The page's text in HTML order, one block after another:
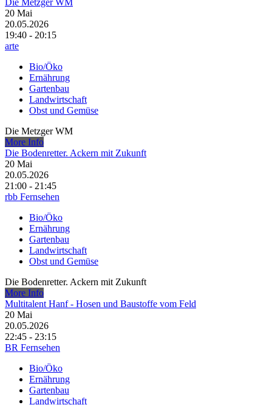
20 Mai
20.05.2026
19:40 - 20:15
arte
Bio/Öko
Ernährung
Gartenbau
Landwirtschaft
Obst und Gemüse
Die Metzger WM
More Info
Die Bodenretter. Ackern mit Zukunft
20 Mai
20.05.2026
21:00 - 21:45
rbb Fernsehen
Bio/Öko
Ernährung
Gartenbau
Landwirtschaft
Obst und Gemüse
Die Bodenretter. Ackern mit Zukunft
More Info
Multitalent Hanf - Hosen und Baustoffe vom Feld
20 Mai
20.05.2026
22:45 - 23:15
BR Fernsehen
Bio/Öko
Ernährung
Gartenbau
Landwirtschaft